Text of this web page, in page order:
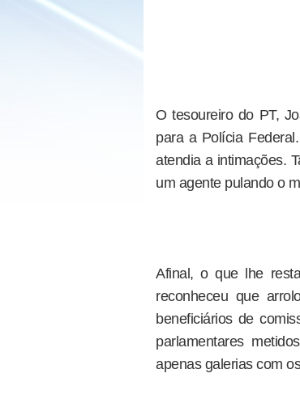
O tesoureiro do PT,
para a Polícia
atendia a intimações.
um agente pulando o
Afinal, o que lhe
reconheceu que
beneficiários de
parlamentares
apenas galerias com